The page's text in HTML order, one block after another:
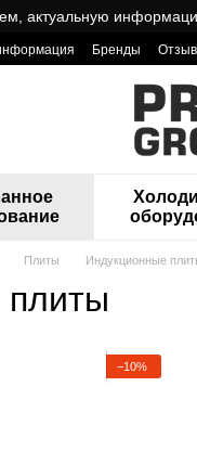
актуальную
Бренды
Плиты Индукционные
плиты
−10%